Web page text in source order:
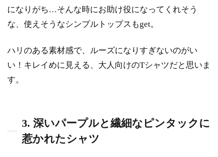
になりがち…そんな時にお助け役になってくれそう
な、使えそうなシンプルトップスもget。
ハリのある素材感で、ルーズになりすぎないのがい
い！キレイめに見える、大人向けのTシャツだと思いま
す。
3. 深いパープルと繊細なピンタックに
惹かれたシャツ